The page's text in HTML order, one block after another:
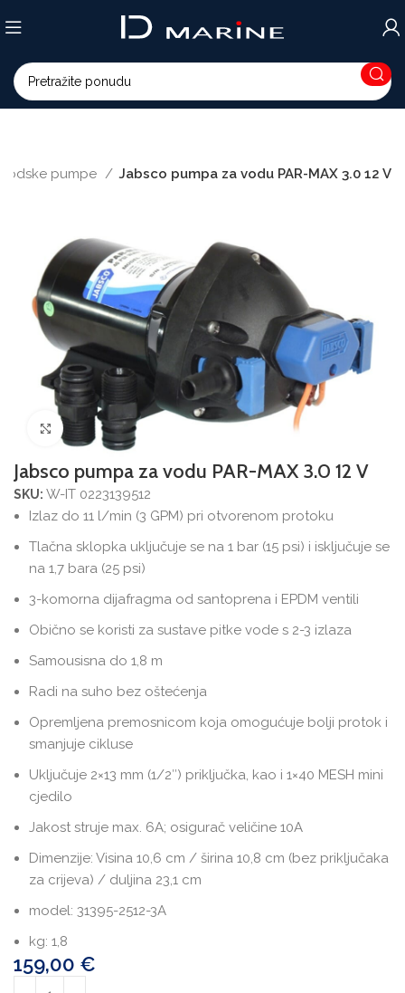
pumpe Jabsco pumpa za vodu PAR-MAX 3.0 12 V
Povećajte sliku
Jabsco pumpa za vodu PAR-MAX 3.0 12 V
SKU:W-IT 0223139512
Izlaz do 11 l/min (3 GPM) pri otvorenom protoku
Tlačna sklopka uključuje se na 1 bar (15 psi) i isključuje se
na 1,7 bara (25 psi)
3-komorna dijafragma od santoprena i EPDM ventili
Obično se koristi za sustave pitke vode s 2-3 izlaza
Samousisna do 1,8 m
Radi na suho bez oštećenja
Opremljena premosnicom koja omogućuje bolji protok i
smanjuje cikluse
Uključuje 2×13 mm (1/2″) priključka, kao i 1×40 MESH mini
cjedilo
Jakost struje max. 6A; osigurač veličine 10A
Dimenzije: Visina 10,6 cm / širina 10,8 cm (bez priključaka
za crijeva) / duljina 23,1 cm
model: 31395-2512-3A
kg: 1,8
159,00 €